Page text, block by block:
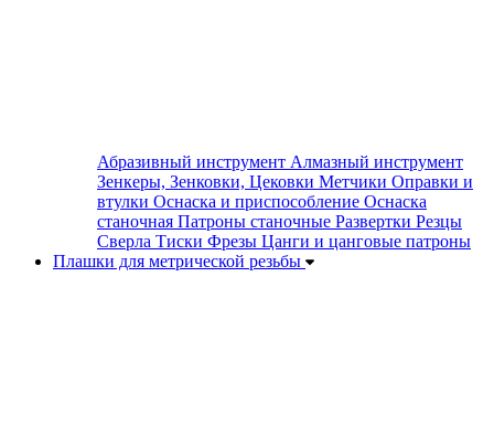
Абразивный инструмент Алмазный инструмент
Зенкеры, Зенковки, Цековки Метчики Оправки и
втулки Оснаска и приспособление Оснаска
станочная Патроны станочные Развертки Резцы
Сверла Тиски Фрезы Цанги и цанговые патроны
Плашки для метрической резьбы